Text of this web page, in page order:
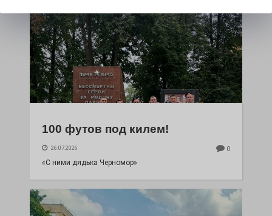
100 футов под килем!
26.07.2026 0
«С ними дядька Черномор»